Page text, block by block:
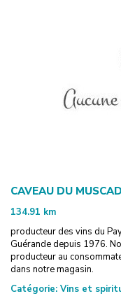
CAVEAU DU
134.91 km
producteur des vins du
Guérande depuis 1976.
producteur au
dans notre magasin.
Catégorie: Vins et